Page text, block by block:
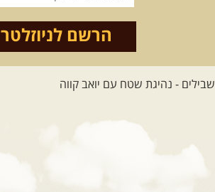
והמרגשות בעולם. קירגיסטאן היא לא ...
26.08-02.09.2026 - גאורגיה,
המגדלים של הקווקז
הקווקז הגבוה מחכה לכם: נתיבי שטח
מרהיבים, פסגות מושלגות, אירוח ...
[המשך]
הרשם לניוזלטר